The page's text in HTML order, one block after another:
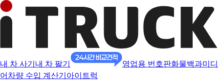
내 차 사기 내 차 팔기 영업용 번호판화물백과미디
어 차량 수입 계산기 아이트럭